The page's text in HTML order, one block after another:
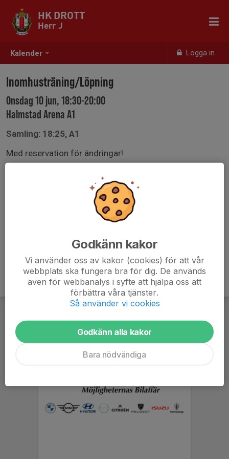
Kalender Logga in
HK DROTT
Herr J
Inomhusträning/Löpning
Onsdag 10 jun, 18:30-20:00
Halmstad Arena A1
Samling: 18:25, A1
Med reservation för ändringar!
Godkänn kakor
Vi använder oss av kakor (cookies) för att vår
webbplats ska fungera bra för dig. De används
även för webbanalys i syfte att hjälpa oss att
förbättra våra tjänster.
Så använder vi cookies
Godkänn alla kakor
Bara nödvändiga